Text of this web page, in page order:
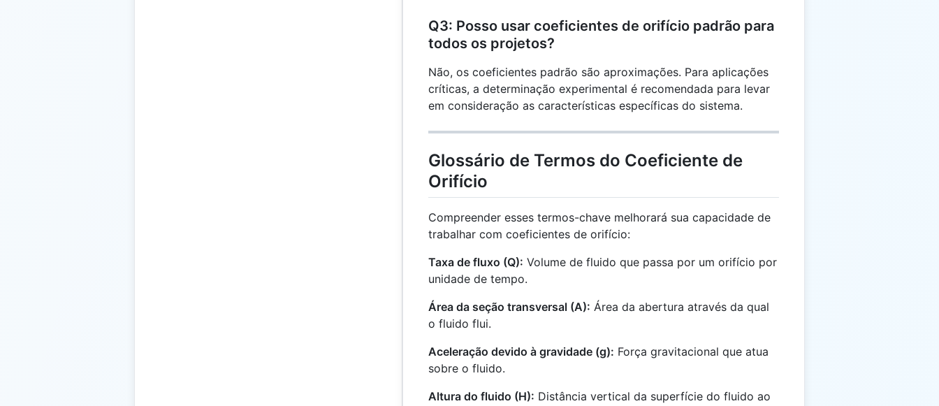
Q3: Posso usar coeficientes de orifício padrão para
todos os projetos?
Não, os coeficientes padrão são aproximações. Para aplicações
críticas, a determinação experimental é recomendada para levar
em consideração as características específicas do sistema.
Glossário de Termos do Coeficiente de
Orifício
Compreender esses termos-chave melhorará sua capacidade de
trabalhar com coeficientes de orifício:
Taxa de fluxo (Q): Volume de fluido que passa por um orifício por
unidade de tempo.
Área da seção transversal (A): Área da abertura através da qual
o fluido flui.
Aceleração devido à gravidade (g): Força gravitacional que atua
sobre o fluido.
Altura do fluido (H): Distância vertical da superfície do fluido ao